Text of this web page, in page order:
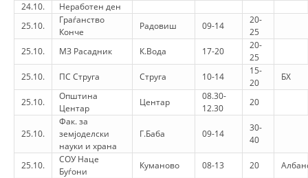
24.10.
Неработен ден
25.10.
Граѓанство
Конче
Радовиш 09-14
20-
25
25.10.
МЗ Расадник К.Вода 17-20
20-
25
25.10.
ПС Струга Струга 10-14
15-
20
БХ
25.10.
Општина
Центар
Центар
08.30-
12.30
20
25.10.
Фак. за
земјоделски
науки и храна
Г.Баба 09-14
30-
40
25.10.
СОУ Наце
Буѓони
Куманово 08-13 20